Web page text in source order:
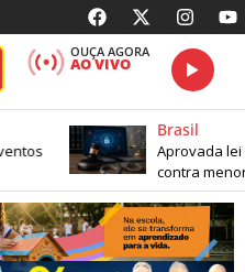
OUÇA AGORA
AO VIVO
Brasil
Aprovada lei
contra